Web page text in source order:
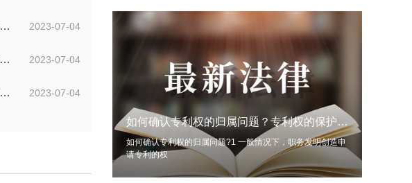
2023-07-04
社会保险基金管理的主体是谁？社会保险基金投资运营的管理有几方面？
2023-07-04
离婚后的个人财产有哪些？婚前个人财产要怎么证明？
2023-07-04
天天热头条丨什么是基金投资？股票中的价值投资是什么意思？
外国旅游签证可以在中国大使馆登记结婚吗？
2023-05-04
我可以在苏州申请护照吗？我所在的地方是云南
2023-05-04
你好 我想问一下外国人来这里工作没有护照该怎么
办？
2023-05-04
如何确认专利权的归属问题？专利权的保护期限是多久？ 每日时讯
如何确认专利权的归属问题?1 一般情况下，职务发明创造申
请专利的权